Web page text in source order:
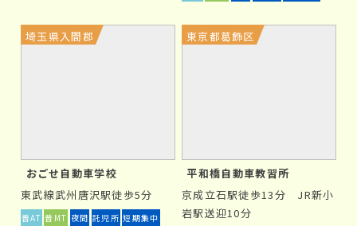
通学免許が向いている方は？
習を通じて地元の道路状況に慣れることが可能です。
②自分のペースで学びたい方
埼玉県入間郡
おごせ自動車学校
東武線武州唐沢駅徒歩5分
普AT 普MT 夜間 託児所 短期集中
東京都葛飾区
平和橋自動車教習所
京成立石駅徒歩13分 JR新小
岩駅送迎10分